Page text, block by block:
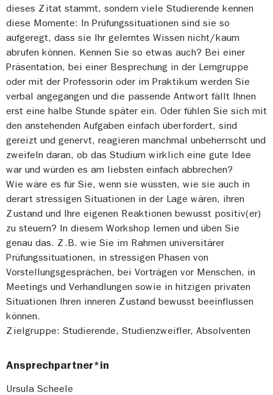
dieses Zitat stammt, sondern viele Studierende kennen
diese Momente: In Prüfungssituationen sind sie so
aufgeregt, dass sie Ihr gelerntes Wissen nicht/kaum
abrufen können. Kennen Sie so etwas auch? Bei einer
Präsentation, bei einer Besprechung in der Lerngruppe
oder mit der Professorin oder im Praktikum werden Sie
verbal angegangen und die passende Antwort fällt Ihnen
erst eine halbe Stunde später ein. Oder fühlen Sie sich mit
den anstehenden Aufgaben einfach überfordert, sind
gereizt und genervt, reagieren manchmal unbeherrscht und
zweifeln daran, ob das Studium wirklich eine gute Idee
war und würden es am liebsten einfach abbrechen?
Wie wäre es für Sie, wenn sie wüssten, wie sie auch in
derart stressigen Situationen in der Lage wären, ihren
Zustand und Ihre eigenen Reaktionen bewusst positiv(er)
zu steuern? In diesem Workshop lernen und üben Sie
genau das. Z.B. wie Sie im Rahmen universitärer
Prüfungssituationen, in stressigen Phasen von
Vorstellungsgesprächen, bei Vorträgen vor Menschen, in
Meetings und Verhandlungen sowie in hitzigen privaten
Situationen Ihren inneren Zustand bewusst beeinflussen
können.
Zielgruppe: Studierende, Studienzweifler, Absolventen
Ansprechpartner*in
Ursula Scheele